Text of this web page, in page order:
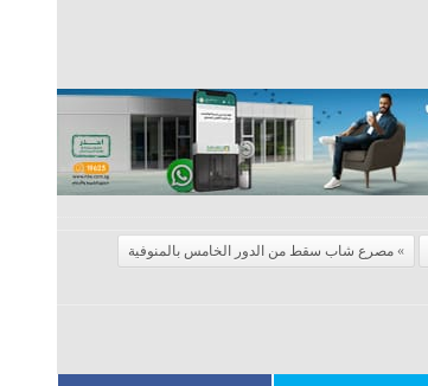
مصرع شاب سقط من الدور الخامس بالمنوفية